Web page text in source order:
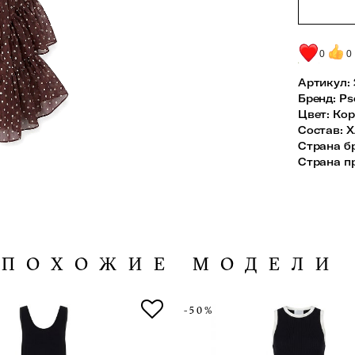
0 0
Артикул:
Бренд:
Цвет:
Состав:
Страна
Страна
ПОХОЖИЕ МОДЕЛИ
-50%